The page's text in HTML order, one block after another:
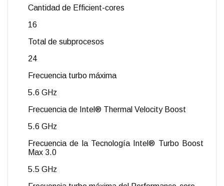
Cantidad de Efficient-cores
16
Total de subprocesos
24
Frecuencia turbo máxima
5.6 GHz
Frecuencia de Intel® Thermal Velocity Boost
5.6 GHz
Frecuencia de la Tecnología Intel® Turbo Boost
Max 3.0
5.5 GHz